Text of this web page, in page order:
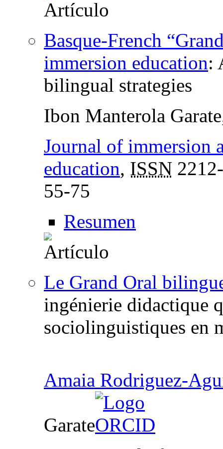
Basque-French
immersion education:
bilingual strategies
Ibon Manterola
Journal of immersion
education, ISSN
55-75
Resumen
Le Grand Oral
ingénierie didactique
sociolinguistiques en
Amaia Rodriguez-
Garate